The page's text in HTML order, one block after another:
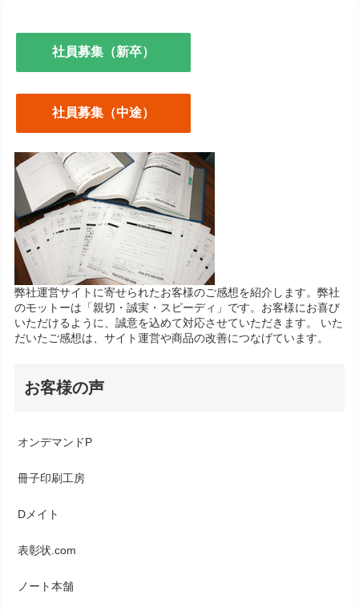
社員募集（新卒）
社員募集（中途）
弊社運営サイトに寄せられたお客様のご感想を紹介します。弊社
のモットーは「親切・誠実・スピーディ」です。お客様にお喜び
いただけるように、誠意を込めて対応させていただきます。 いた
だいたご感想は、サイト運営や商品の改善につなげています。
お客様の声
オンデマンドP
冊子印刷工房
Dメイト
表彰状.com
ノート本舗